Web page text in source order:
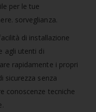
per le tue
sorveglianza.
di installazione
agli utenti di
rapidamente i propri
sicurezza senza
conoscenze tecniche